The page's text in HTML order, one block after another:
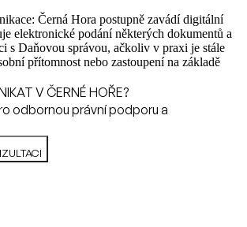
Černá Hora postupně zavádí digitální
elektronické podání některých dokumentů a
s Daňovou správou, ačkoliv v praxi je stále
přítomnost nebo zastoupení na základě
V ČERNÉ HOŘE?
odbornou právní podporu a